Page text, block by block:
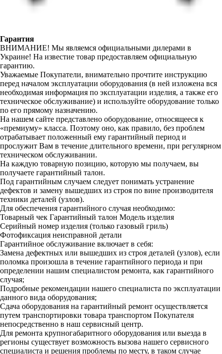
Гарантия
ВНИМАНИЕ! Мы являемся официальными дилерами в
Украине! На известие товар предоставляем официальную
гарантию.
Уважаемые Покупатели, внимательно прочтите инструкцию
перед началом эксплуатации оборудования (в ней изложена вся
необходимая информация по эксплуатации изделия, а также его
техническое обслуживание) и используйте оборудование только
по его прямому назначению.
На нашем сайте представлено оборудование, относящееся к
«премиуму» класса. Поэтому оно, как правило, без проблем
отрабатывает положенный ему гарантийный период и
прослужит Вам в течение длительного времени, при регулярном
техническом обслуживании.
На каждую товарную позицию, которую мы получаем, вы
получаете гарантийный талон.
Под гарантийным случаем следует понимать устранение
дефектов и замену вышедших из строя по вине производителя
техники деталей (узлов).
Для обеспечения гарантийного случая необходимо:
Товарный чек Гарантийный талон Модель изделия
Серийный номер изделия (только газовый гриль)
Фотофиксация неисправной детали
Гарантийное обслуживание включает в себя:
Замена дефектных или вышедших из строя деталей (узлов), если
поломка произошла в течение гарантийного периода и при
определении нашим специалистом ремонта, как гарантийного
случая;
Подробные рекомендации нашего специалиста по эксплуатации
данного вида оборудования;
Сдача оборудования на гарантийный ремонт осуществляется
путем транспортировки товара транспортом Покупателя
непосредственно в наш сервисный центр.
Для ремонта крупногабаритного оборудования или выезда в
регионы существует возможность вызова нашего сервисного
специалиста и решения проблемы по месту, в таком случае